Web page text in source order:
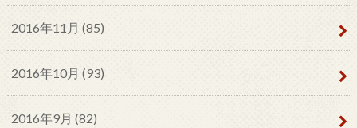
2016年11月 (85)
2016年10月 (93)
2016年9月 (82)